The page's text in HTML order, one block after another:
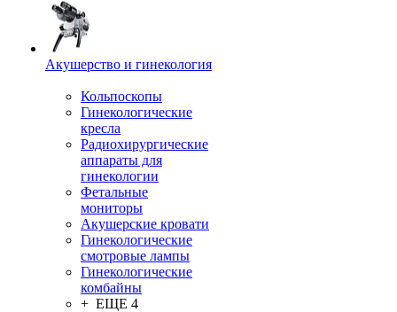
Акушерство и гинекология
Кольпоскопы
Гинекологические
кресла
Радиохирургические
аппараты для
гинекологии
Фетальные
мониторы
Акушерские кровати
Гинекологические
смотровые лампы
Гинекологические
комбайны
+ ЕЩЕ 4